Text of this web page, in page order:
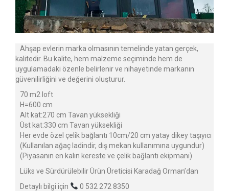
Ahşap evlerin marka olmasının temelinde yatan gerçek,
kalitedir. Bu kalite, hem malzeme seçiminde hem de
uygulamadaki özenle belirlenir ve nihayetinde markanın
güvenilirliğini ve değerini oluşturur.
70 m2 loft
H=600 cm
Alt kat:270 cm Tavan yüksekliği
Üst kat:330 cm Tavan yüksekliği
Her evde özel çelik bağlantı 10cm/20 cm yatay dikey taşıyıcı
(Kullanılan ağaç ladindir, dış mekan kullanımına uygundur)
(Piyasanın en kalın kereste ve çelik bağlantı ekipmanı)
Lüks ve Sürdürülebilir Ürün Üreticisi Karadağ Orman’dan
Detaylı bilgi için
0 532 272 8350